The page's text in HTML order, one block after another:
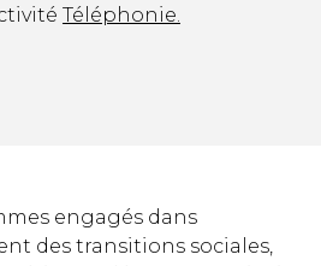
Téléphonie.
engagés dans
des transitions sociales,